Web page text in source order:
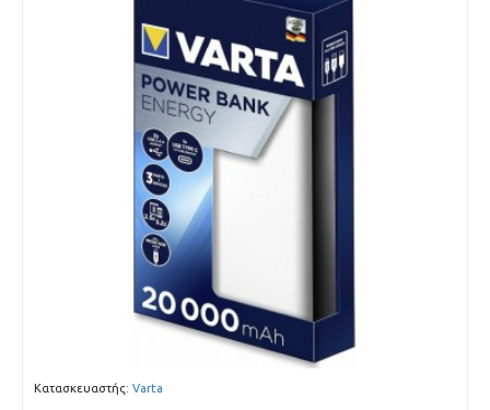
Κατασκευαστής: Varta